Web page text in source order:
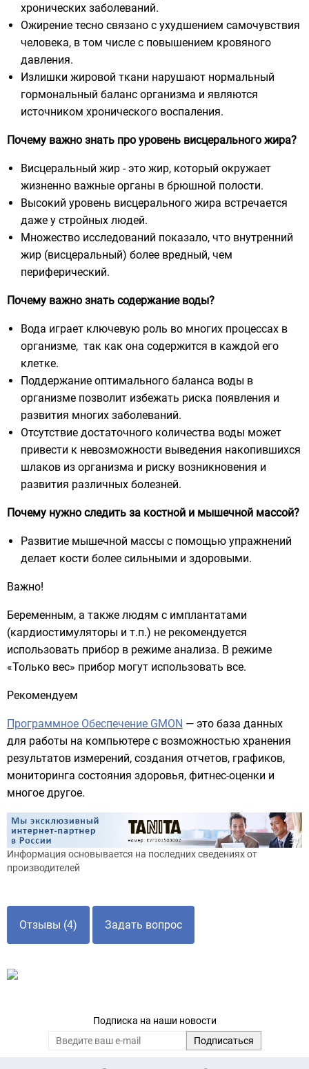
хронических заболеваний.
Ожирение тесно связано с ухудшением самочувствия
человека, в том числе с повышением кровяного
давления.
Излишки жировой ткани нарушают нормальный
гормональный баланс организма и являются
источником хронического воспаления.
Почему важно знать про уровень висцерального жира?
Висцеральный жир - это жир, который окружает
жизненно важные органы в брюшной полости.
Высокий уровень висцерального жира встречается
даже у стройных людей.
Множество исследований показало, что внутренний
жир (висцеральный) более вредный, чем
периферический.
Почему важно знать содержание воды?
Вода играет ключевую роль во многих процессах в
организме, так как она содержится в каждой его
клетке.
Поддержание оптимального баланса воды в
организме позволит избежать риска появления и
развития многих заболеваний.
Отсутствие достаточного количества воды может
привести к невозможности выведения накопившихся
шлаков из организма и риску возникновения и
развития различных болезней.
Почему нужно следить за костной и мышечной массой?
Развитие мышечной массы с помощью упражнений
делает кости более сильными и здоровыми.
Важно!
Беременным, а также людям с имплантатами
(кардиостимуляторы и т.п.) не рекомендуется
использовать прибор в режиме анализа. В режиме
«Только вес» прибор могут использовать все.
Рекомендуем
Программное Обеспечение GMON — это база данных
для работы на компьютере с возможностью хранения
результатов измерений, создания отчетов, графиков,
мониторинга состояния здоровья, фитнес-оценки и
многое другое.
Информация основывается на последних сведениях от
производителей
Отзывы (4) Задать вопрос
Подписка на наши новости